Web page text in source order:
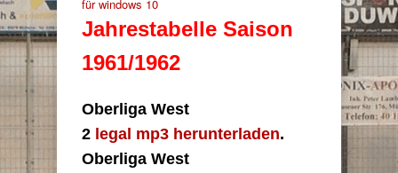
für windows 10
Jahrestabelle Saison
1961/1962
Oberliga West
2 legal mp3 herunterladen.
Oberliga West